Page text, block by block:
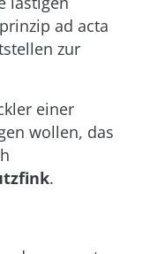
ad acta
zur
einer
wollen, das
.